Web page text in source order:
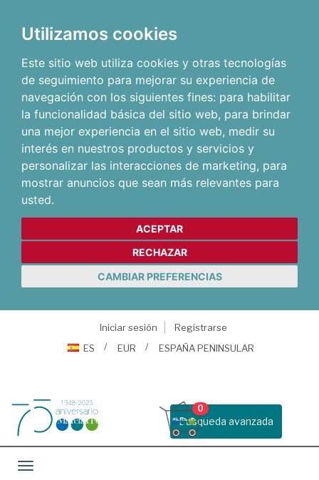
Utilizamos cookies
Este sitio web utiliza cookies y otras tecnologías
de seguimiento para mejorar su experiencia de
navegación con los siguientes fines: para habilitar
la funcionalidad básica del sitio web, para brindar
una mejor experiencia en el sitio web, medir su
interés en nuestros productos y servicios y
personalizar las interacciones de marketing, para
mostrar anuncios que sean más relevantes para
usted.
ACEPTAR
RECHAZAR
CAMBIAR PREFERENCIAS
Iniciar sesión
Registrarse
ES
EUR ESPAÑA PENINSULAR
Busqueda avanzada
0
Toggle navigation